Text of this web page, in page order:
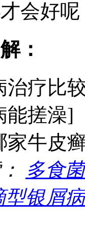
会好
：
治疗比
能搓澡]
家牛皮
多食
型银屑